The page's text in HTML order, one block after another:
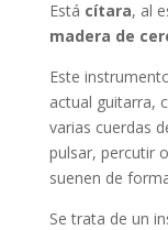
Está cítara, al
madera de
Este
actual guitarra,
varias cuerdas
pulsar, percutir
suenen de
Se trata de un